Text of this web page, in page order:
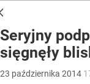
Seryjny
sięgnęły
23 października 2014